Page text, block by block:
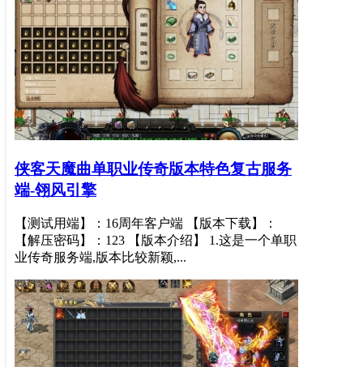
侠客天魔曲单职业传奇版本特色复古服务
端-翎风引擎
【测试用端】：16周年客户端 【版本下载】：
【解压密码】：123 【版本介绍】 1.这是一个单职
业传奇服务端,版本比较新颖,...